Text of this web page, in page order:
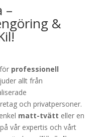
–
&
professionell
allt från
och privatpersoner.
matt-tvätt eller en
vår expertis och vårt